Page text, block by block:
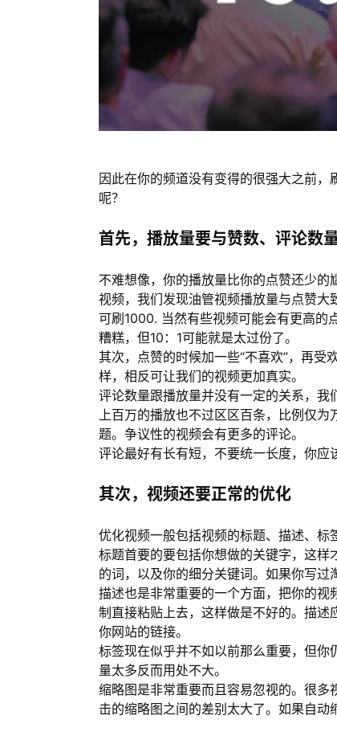
因此在你的频道没有变得的很强大之前
呢？
首先，播放量要与赞数、评论数量
不难想像，你的播放量比你的点赞还少
视频，我们发现油管视频播放量与点赞
可刷1000. 当然有些视频可能会有更高的
糟糕，但10：1可能就是太过份了。
其次，点赞的时候加一些“不喜欢”，再受
样，相反可让我们的视频更加真实。
评论数量跟播放量并没有一定的关系，
上百万的播放也不过区区百条，比例仅
题。争议性的视频会有更多的评论。
评论最好有长有短，不要统一长度，你应
其次，视频还要正常的优化
优化视频一般包括视频的标题、描述、标
标题首要的要包括你想做的关键字，这
的词，以及你的细分关键词。如果你写过
描述也是非常重要的一个方面，把你的
制直接粘贴上去，这样做是不好的。描
你网站的链接。
标签现在似乎并不如以前那么重要，但
量太多反而用处不大。
缩略图是非常重要而且容易忽视的。很
击的缩略图之间的差别太大了。如果自动